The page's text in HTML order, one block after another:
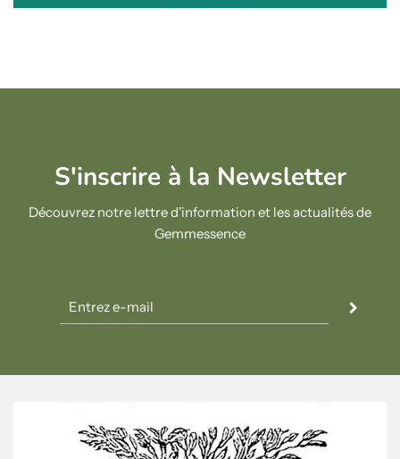
S'inscrire à la Newsletter
Découvrez notre lettre d'information et les actualités de
Gemmessence